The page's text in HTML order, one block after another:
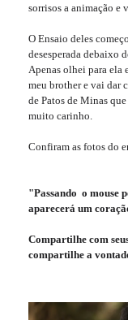
sorrisos a animação e
O Ensaio deles
desesperada debaixo
Apenas olhei para ela
meu brother e vai dar
de Patos de Minas
muito carinho.
Confiram as fotos do
"Passando o mouse
aparecerá um
Compartilhe com
compartilhe a